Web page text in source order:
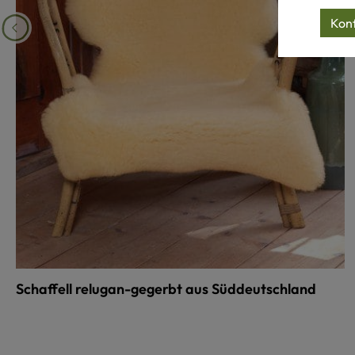
Schaffell relugan-gegerbt aus Süddeutschland